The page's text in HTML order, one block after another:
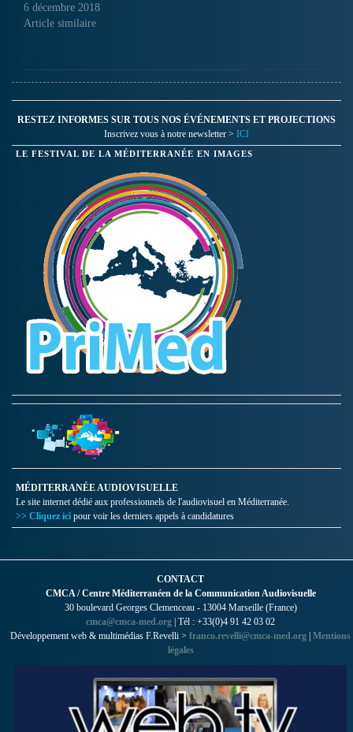
6 décembre 2018
Article similaire
RESTEZ INFORMES SUR TOUS NOS ÉVÉNEMENTS ET PROJECTIONS
Inscrivez vous à notre newsletter > ICI
LE FESTIVAL DE LA MÉDITERRANÉE EN IMAGES
MÉDITERRANÉE AUDIOVISUELLE
Le site internet dédié aux professionnels de l'audiovisuel en Méditerranée.
>> Cliquez ici pour voir les derniers appels à candidatures
CONTACT
CMCA / Centre Méditerranéen de la Communication Audiovisuelle
30 boulevard Georges Clemenceau - 13004 Marseille (France)
cmca@cmca-med.org | Tél : +33(0)4 91 42 03 02
Développement web & multimédias F.Revelli > franco.revelli@cmca-med.org | Mentions
légales